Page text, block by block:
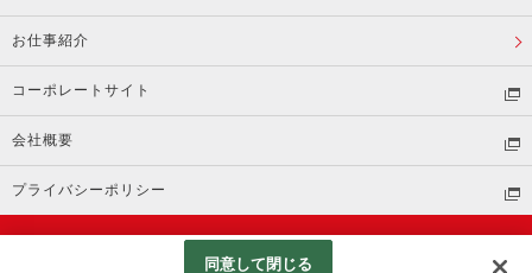
お仕事紹介
コーポレートサイト
会社概要
プライバシーポリシー
(C) Beisia
同意して閉じる